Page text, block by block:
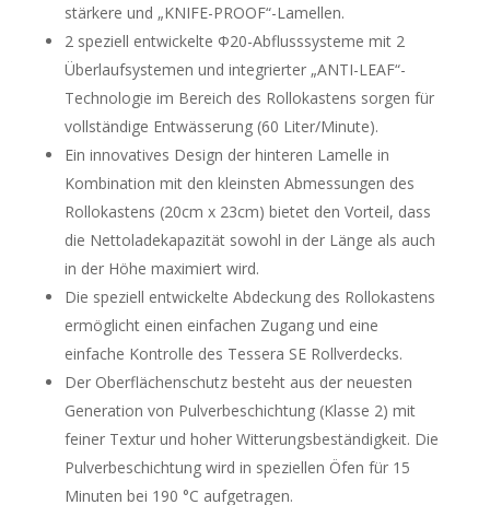
stärkere und „KNIFE-PROOF“-Lamellen.
2 speziell entwickelte Φ20-Abflusssysteme mit 2
Überlaufsystemen und integrierter „ANTI-LEAF“-
Technologie im Bereich des Rollokastens sorgen für
vollständige Entwässerung (60 Liter/Minute).
Ein innovatives Design der hinteren Lamelle in
Kombination mit den kleinsten Abmessungen des
Rollokastens (20cm x 23cm) bietet den Vorteil, dass
die Nettoladekapazität sowohl in der Länge als auch
in der Höhe maximiert wird.
Die speziell entwickelte Abdeckung des Rollokastens
ermöglicht einen einfachen Zugang und eine
einfache Kontrolle des Tessera SE Rollverdecks.
Der Oberflächenschutz besteht aus der neuesten
Generation von Pulverbeschichtung (Klasse 2) mit
feiner Textur und hoher Witterungsbeständigkeit. Die
Pulverbeschichtung wird in speziellen Öfen für 15
Minuten bei 190 °C aufgetragen.